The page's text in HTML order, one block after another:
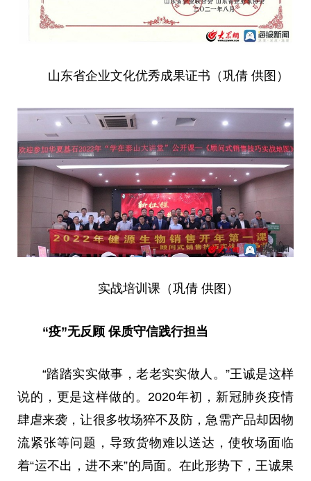
山东省企业文化优秀成果证书（巩倩 供图）
实战培训课（巩倩 供图）
“疫”无反顾 保质守信践行担当
“踏踏实实做事，老老实实做人。”王诚是这样
说的，更是这样做的。2020年初，新冠肺炎疫情
肆虐来袭，让很多牧场猝不及防，急需产品却因物
流紧张等问题，导致货物难以送达，使牧场面临
着“运不出，进不来”的局面。在此形势下，王诚果